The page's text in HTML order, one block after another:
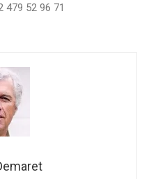
479 52 96 71